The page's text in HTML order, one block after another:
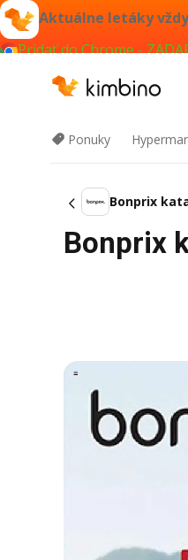
Aktuálne letáky
Pridať do Chrome -
Ponuky
Bonprix
Bonprix